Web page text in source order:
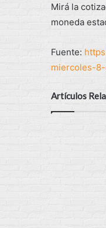
Mirá la
moneda
Fuente:
miercoles-8-
Artículos